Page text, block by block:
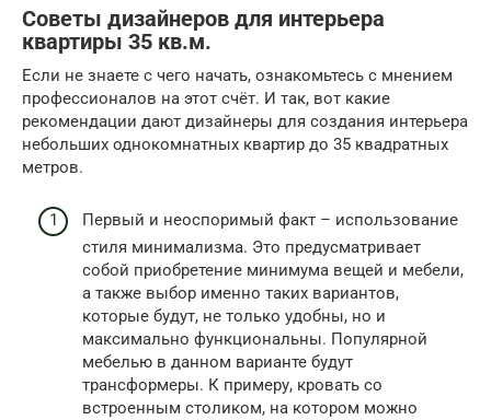
Советы дизайнеров для интерьера
квартиры 35 кв.м.
Если не знаете с чего начать, ознакомьтесь с мнением
профессионалов на этот счёт. И так, вот какие
рекомендации дают дизайнеры для создания интерьера
небольших однокомнатных квартир до 35 квадратных
метров.
Первый и неоспоримый факт – использование
стиля минимализма. Это предусматривает
собой приобретение минимума вещей и мебели,
а также выбор именно таких вариантов,
которые будут, не только удобны, но и
максимально функциональны. Популярной
мебелью в данном варианте будут
трансформеры. К примеру, кровать со
встроенным столиком, на котором можно